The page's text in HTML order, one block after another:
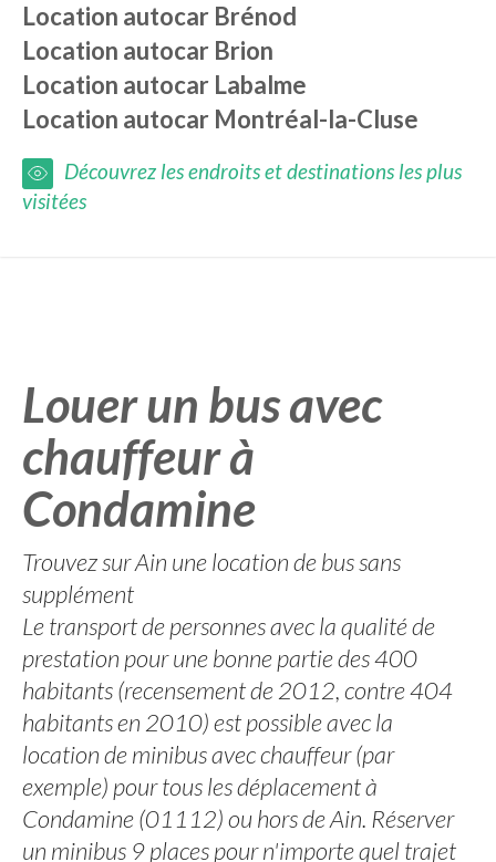
Location autocar Brénod
Location autocar Brion
Location autocar Labalme
Location autocar Montréal-la-Cluse
Découvrez les endroits et destinations les plus
visitées
Louer un bus avec
chauffeur à
Condamine
Trouvez sur Ain une location de bus sans
supplément
Le transport de personnes avec la qualité de
prestation pour une bonne partie des 400
habitants (recensement de 2012, contre 404
habitants en 2010) est possible avec la
location de minibus avec chauffeur (par
exemple) pour tous les déplacement à
Condamine (01112) ou hors de Ain. Réserver
un minibus 9 places pour n'importe quel trajet